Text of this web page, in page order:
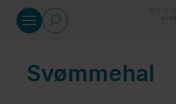
Specialrådgivning
Svømmehal